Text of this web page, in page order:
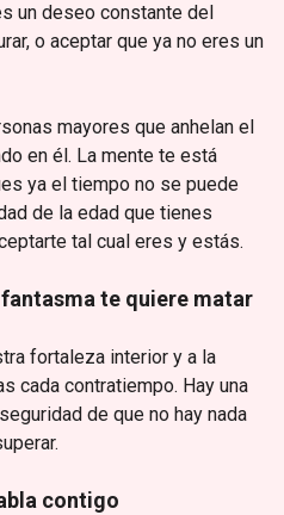
un deseo constante del
o aceptar que ya no eres un
mayores que anhelan el
en él. La mente te está
ya el tiempo no se puede
de la edad que tienes
tal cual eres y estás.
te quiere matar
fortaleza interior y a la
cada contratiempo. Hay una
de que no hay nada
contigo